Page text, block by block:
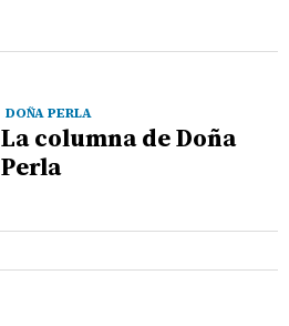
DOÑA PERLA
La columna de Doña
Perla